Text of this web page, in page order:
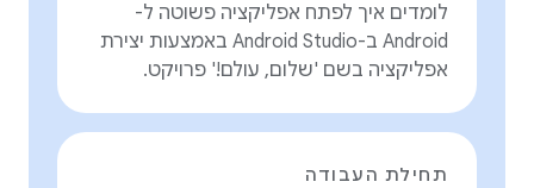
לומדים איך לפתח אפליקציה פשוטה ל-
Android ב-Android Studio באמצעות יצירת
אפליקציה בשם 'שלום, עולם!' פרויקט.
תחילת העבודה